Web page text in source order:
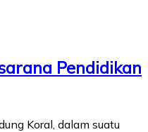
Pendidikan
Koral, dalam suatu